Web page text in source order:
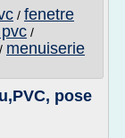
/ fenetre
/
/ menuiserie
pose